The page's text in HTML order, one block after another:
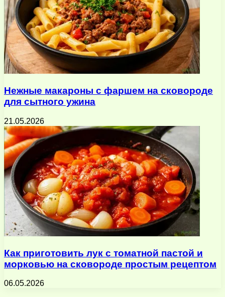
Нежные макароны с фаршем на сковороде
для сытного ужина
21.05.2026
Как приготовить лук с томатной пастой и
морковью на сковороде простым рецептом
06.05.2026